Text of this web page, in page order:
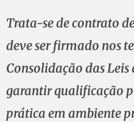
Trata-se de contrato
deve ser firmado nos
Consolidação das Leis
garantir qualificação
prática em ambiente